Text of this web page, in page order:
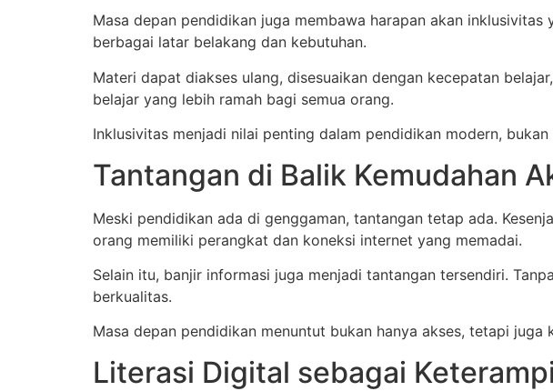
Masa depan pendidikan juga membawa harapan akan
berbagai latar belakang dan kebutuhan.
Materi dapat diakses ulang, disesuaikan dengan kecepatan
belajar yang lebih ramah bagi semua orang.
Inklusivitas menjadi nilai penting dalam pendidikan modern, bukan
Tantangan di Balik Kemudahan
Meski pendidikan ada di genggaman, tantangan tetap ada.
orang memiliki perangkat dan koneksi internet yang memadai.
Selain itu, banjir informasi juga menjadi tantangan tersendiri.
berkualitas.
Masa depan pendidikan menuntut bukan hanya akses, tetapi
Literasi Digital sebagai